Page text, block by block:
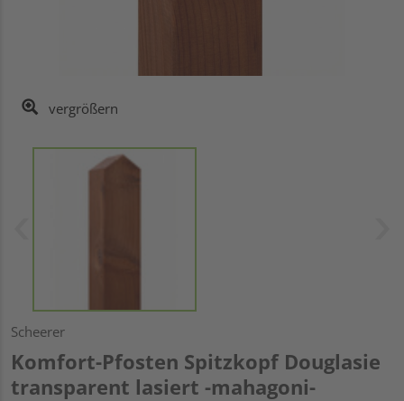
vergrößern
Scheerer
Komfort-Pfosten Spitzkopf Douglasie
transparent lasiert -mahagoni-